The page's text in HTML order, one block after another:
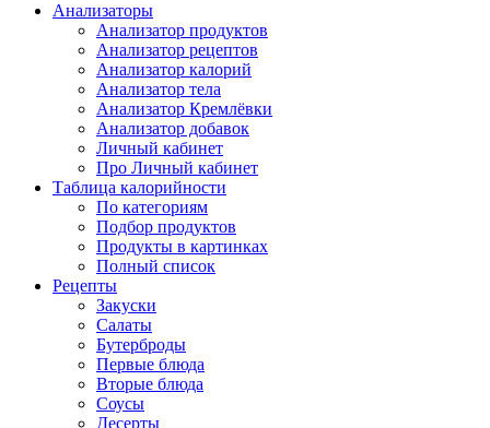
Анализаторы
Анализатор продуктов
Анализатор рецептов
Анализатор калорий
Анализатор тела
Анализатор Кремлёвки
Анализатор добавок
Личный кабинет
Про Личный кабинет
Таблица калорийности
По категориям
Подбор продуктов
Продукты в картинках
Полный список
Рецепты
Закуски
Салаты
Бутерброды
Первые блюда
Вторые блюда
Соусы
Десерты